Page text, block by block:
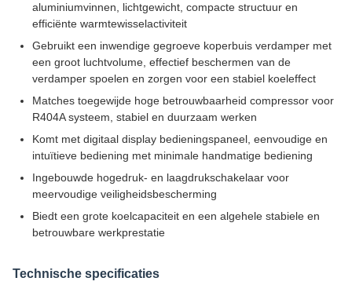
aluminiumvinnen, lichtgewicht, compacte structuur en
efficiënte warmtewisselactiviteit
Gebruikt een inwendige gegroeve koperbuis verdamper met
een groot luchtvolume, effectief beschermen van de
verdamper spoelen en zorgen voor een stabiel koeleffect
Matches toegewijde hoge betrouwbaarheid compressor voor
R404A systeem, stabiel en duurzaam werken
Komt met digitaal display bedieningspaneel, eenvoudige en
intuïtieve bediening met minimale handmatige bediening
Ingebouwde hogedruk- en laagdrukschakelaar voor
meervoudige veiligheidsbescherming
Biedt een grote koelcapaciteit en een algehele stabiele en
betrouwbare werkprestatie
Technische specificaties